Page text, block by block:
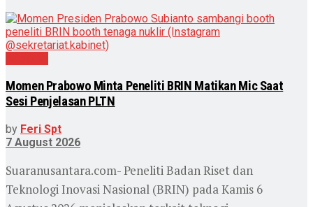
Momen Prabowo Minta Peneliti BRIN Matikan Mic Saat
Sesi Penjelasan PLTN
by Feri Spt
7 August 2026
Suaranusantara.com- Peneliti Badan Riset dan
Teknologi Inovasi Nasional (BRIN) pada Kamis 6